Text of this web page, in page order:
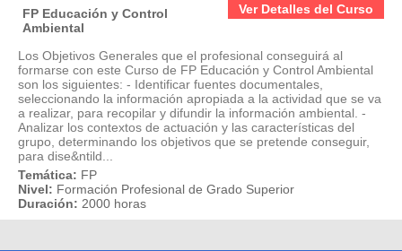
Ver Detalles del Curso
FP Educación y Control
Ambiental
Los Objetivos Generales que el profesional conseguirá al
formarse con este Curso de FP Educación y Control Ambiental
son los siguientes: - Identificar fuentes documentales,
seleccionando la información apropiada a la actividad que se va
a realizar, para recopilar y difundir la información ambiental. -
Analizar los contextos de actuación y las características del
grupo, determinando los objetivos que se pretende conseguir,
para dise&ntild...
Temática: FP
Nivel: Formación Profesional de Grado Superior
Duración: 2000 horas